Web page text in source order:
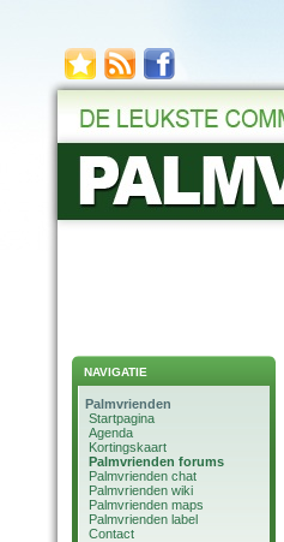
NAVIGATIE
Palmvrienden
Startpagina
Agenda
Kortingskaart
Palmvrienden forums
Palmvrienden chat
Palmvrienden wiki
Palmvrienden maps
Palmvrienden label
Contact